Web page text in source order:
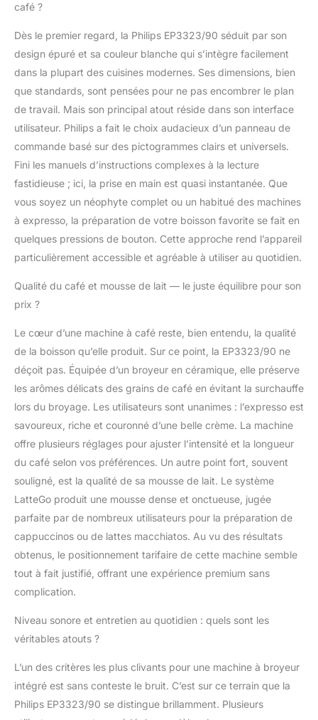
café ?
Dès le premier regard, la Philips EP3323/90 séduit par son
design épuré et sa couleur blanche qui s’intègre facilement
dans la plupart des cuisines modernes. Ses dimensions, bien
que standards, sont pensées pour ne pas encombrer le plan
de travail. Mais son principal atout réside dans son interface
utilisateur. Philips a fait le choix audacieux d’un panneau de
commande basé sur des pictogrammes clairs et universels.
Fini les manuels d’instructions complexes à la lecture
fastidieuse ; ici, la prise en main est quasi instantanée. Que
vous soyez un néophyte complet ou un habitué des machines
à expresso, la préparation de votre boisson favorite se fait en
quelques pressions de bouton. Cette approche rend l’appareil
particulièrement accessible et agréable à utiliser au quotidien.
Qualité du café et mousse de lait — le juste équilibre pour son
prix ?
Le cœur d’une machine à café reste, bien entendu, la qualité
de la boisson qu’elle produit. Sur ce point, la EP3323/90 ne
déçoit pas. Équipée d’un broyeur en céramique, elle préserve
les arômes délicats des grains de café en évitant la surchauffe
lors du broyage. Les utilisateurs sont unanimes : l’expresso est
savoureux, riche et couronné d’une belle crème. La machine
offre plusieurs réglages pour ajuster l’intensité et la longueur
du café selon vos préférences. Un autre point fort, souvent
souligné, est la qualité de sa mousse de lait. Le système
LatteGo produit une mousse dense et onctueuse, jugée
parfaite par de nombreux utilisateurs pour la préparation de
cappuccinos ou de lattes macchiatos. Au vu des résultats
obtenus, le positionnement tarifaire de cette machine semble
tout à fait justifié, offrant une expérience premium sans
complication.
Niveau sonore et entretien au quotidien : quels sont les
véritables atouts ?
L’un des critères les plus clivants pour une machine à broyeur
intégré est sans conteste le bruit. C’est sur ce terrain que la
Philips EP3323/90 se distingue brillamment. Plusieurs